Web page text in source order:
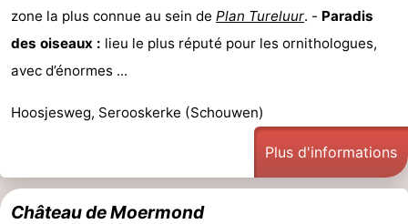
zone la plus connue au sein de Plan Tureluur. - Paradis
des oiseaux : lieu le plus réputé pour les ornithologues,
avec d’énormes ...
Hoosjesweg, Serooskerke (Schouwen)
Plus d'informations
Château de Moermond